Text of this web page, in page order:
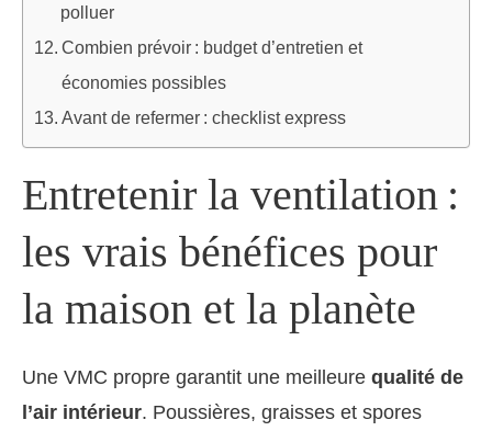
polluer
Combien prévoir : budget d’entretien et
économies possibles
Avant de refermer : checklist express
Entretenir la ventilation :
les vrais bénéfices pour
la maison et la planète
Une VMC propre garantit une meilleure qualité de
l’air intérieur. Poussières, graisses et spores